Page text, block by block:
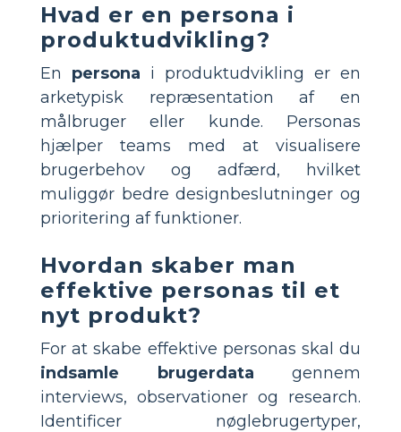
Hvad er en persona i
produktudvikling?
En persona i produktudvikling er en
arketypisk repræsentation af en
målbruger eller kunde. Personas
hjælper teams med at visualisere
brugerbehov og adfærd, hvilket
muliggør bedre designbeslutninger og
prioritering af funktioner.
Hvordan skaber man
effektive personas til et
nyt produkt?
For at skabe effektive personas skal du
indsamle brugerdata gennem
interviews, observationer og research.
Identificer nøglebrugertyper,